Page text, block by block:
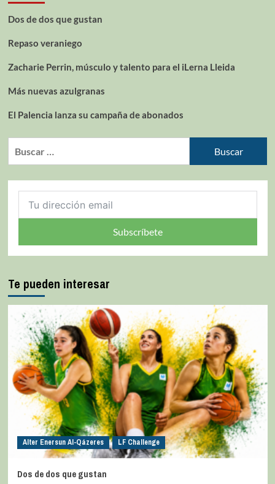
Dos de dos que gustan
Repaso veraniego
Zacharie Perrin, músculo y talento para el iLerna Lleida
Más nuevas azulgranas
El Palencia lanza su campaña de abonados
Subscríbete
Te pueden interesar
Alter Enersun Al-Qázeres LF Challenge
Dos de dos que gustan